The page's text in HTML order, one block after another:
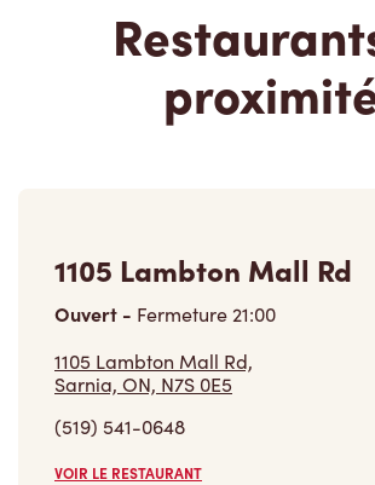
1105 Lambton Mall Rd
Ouvert - Fermeture21:00
1105 Lambton Mall Rd,
Sarnia, ON, N7S 0E5
(519) 541-0648
VOIR LE RESTAURANT